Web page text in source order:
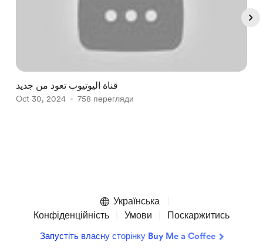
قناة اليوتيوب تعود من جديد
Oct 30, 2024 758 перегляди
Українська
Конфіденційність
Умови Поскаржитись
Запустіть власну сторінку Buy Me a Coffee